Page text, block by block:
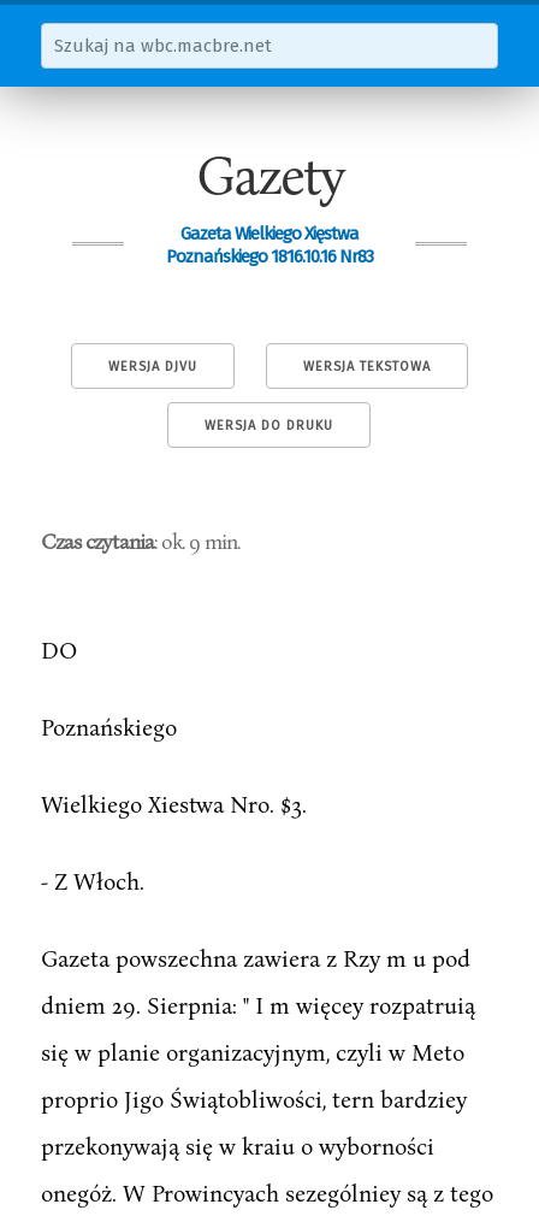
Gazety
Gazeta Wielkiego Xięstwa
Poznańskiego 1816.10.16 Nr83
WERSJA DJVU WERSJA TEKSTOWA
WERSJA DO DRUKU
Czas czytania: ok. 9 min.
DO
Poznańskiego
Wielkiego Xiestwa Nro. $3.
- Z Włoch.
Gazeta powszechna zawiera z Rzy m u pod
dniem 29. Sierpnia: " I m więcey rozpatruią
się w planie organizacyjnym, czyli w Meto
proprio Jigo Świątobliwości, tern bardziey
przekonywają się w kraiu o wyborności
onegóż. W Prowincyach sezególniey są z tego